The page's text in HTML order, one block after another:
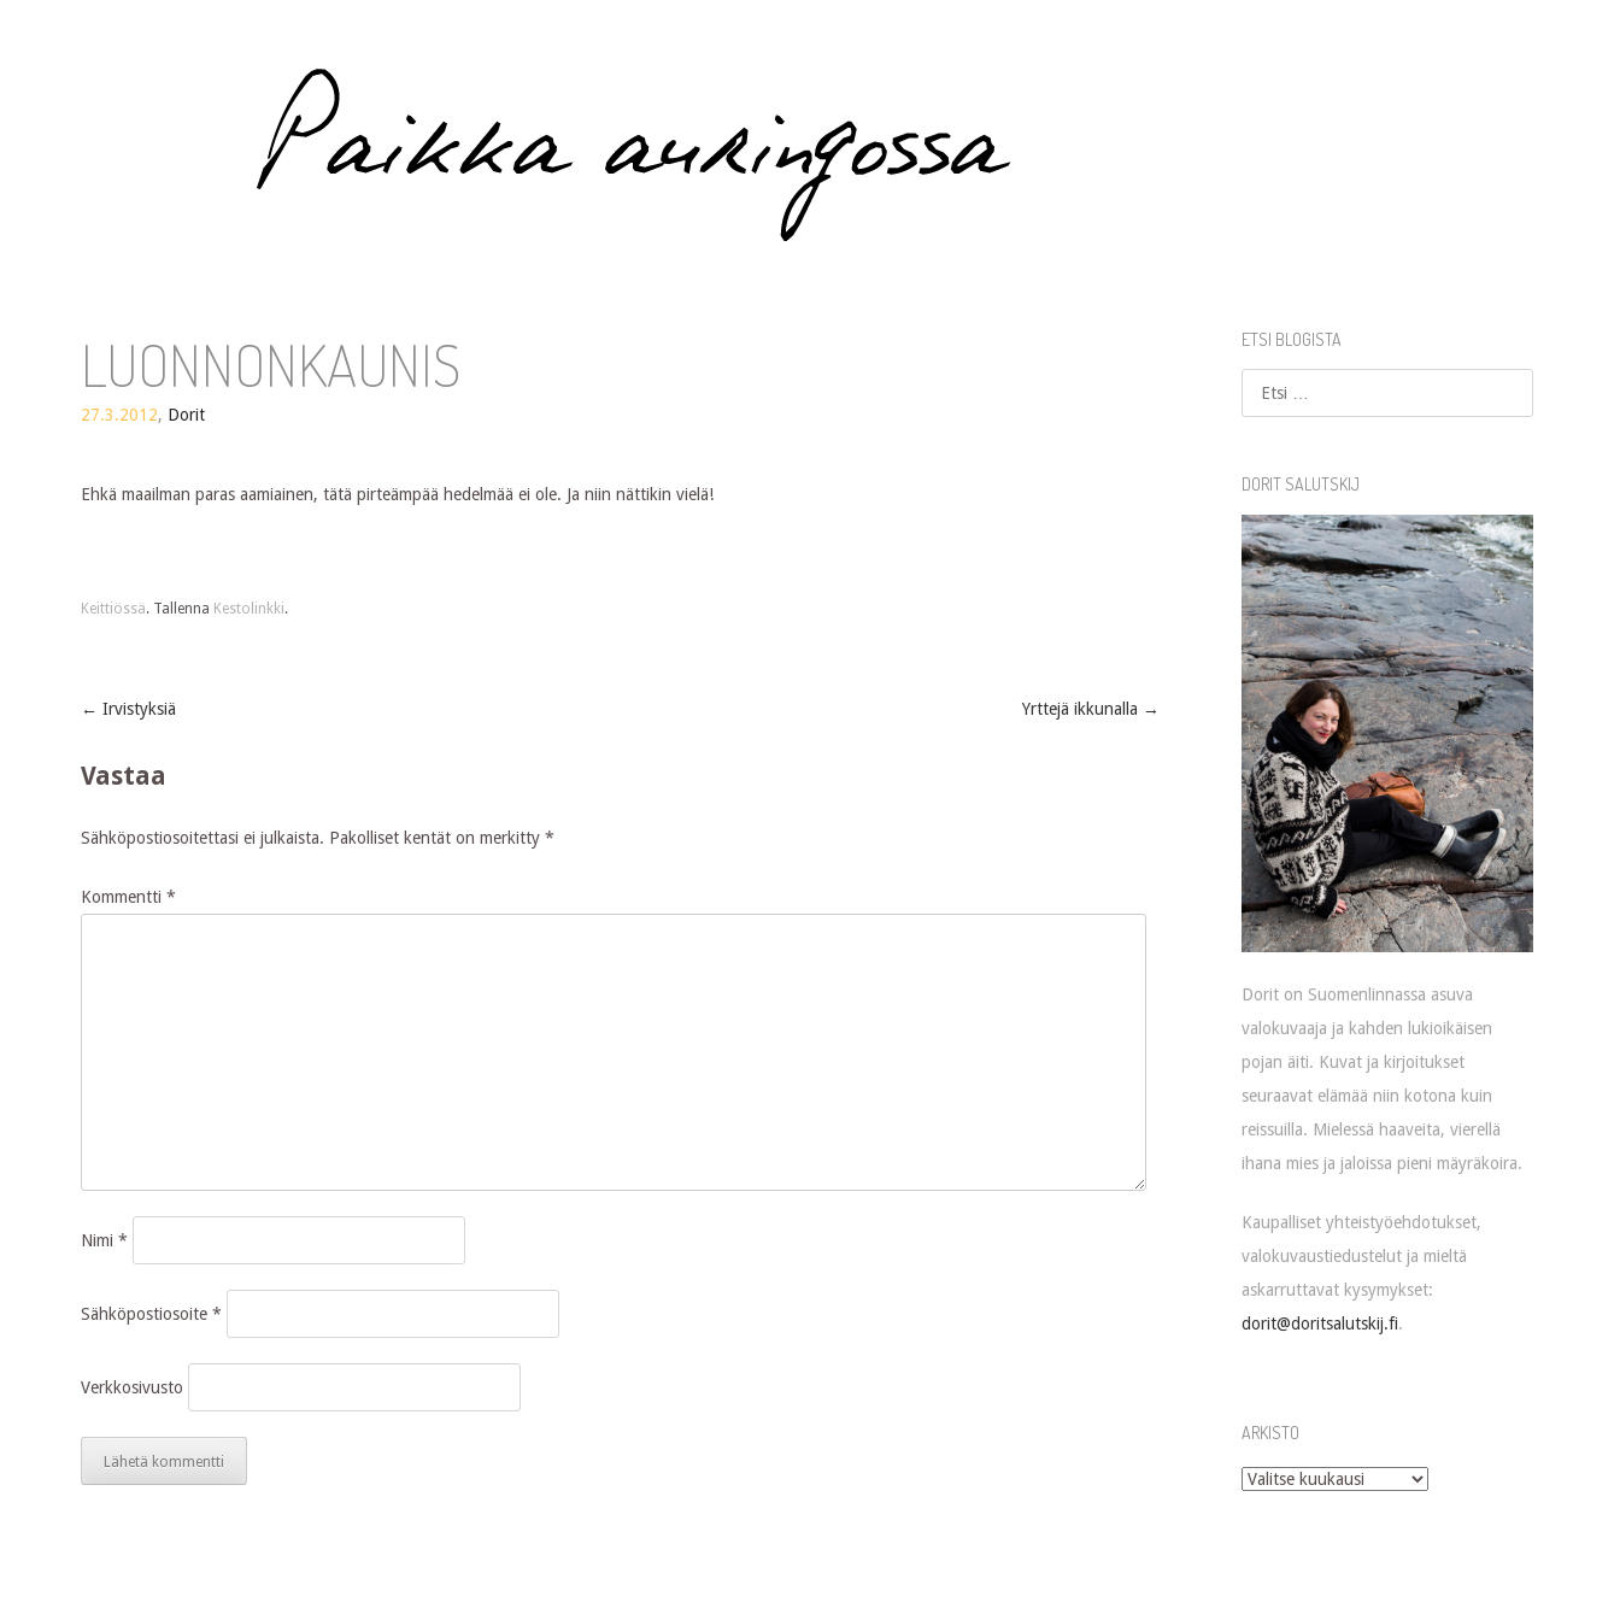
LUONNONKAUNIS
27.3.2012, Dorit
Ehkä maailman paras aamiainen, tätä pirteämpää hedelmää ei ole. Ja niin nättikin vielä!
Keittiössä. Tallenna Kestolinkki.
Post
navigation
← Irvistyksiä Yrttejä ikkunalla →
Vastaa
Sähköpostiosoitettasi ei julkaista. Pakolliset kentät on merkitty*
Kommentti*
Nimi*
Sähköpostiosoite*
Verkkosivusto
ETSI BLOGISTA
Etsi
DORIT SALUTSKIJ
Dorit on Suomenlinnassa asuva
valokuvaaja ja kahden lukioikäisen
pojan äiti. Kuvat ja kirjoitukset
seuraavat elämää niin kotona kuin
reissuilla. Mielessä haaveita, vierellä
ihana mies ja jaloissa pieni mäyräkoira.
Kaupalliset yhteistyöehdotukset,
valokuvaustiedustelut ja mieltä
askarruttavat kysymykset:
dorit@doritsalutskij.fi.
ARKISTO
Arkisto